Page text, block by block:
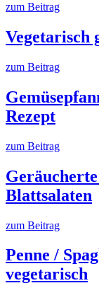
zum Beitrag
Vegetarisch
zum Beitrag
Rezept
zum Beitrag
Blattsalaten
zum Beitrag
Penne /
vegetarisch